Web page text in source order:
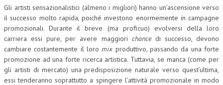
Gli artisti sensazionalistici (almeno i migliori) hanno un’ascensione verso
il successo molto rapida, poiché investono enormemente in campagne
promozionali. Durante il breve (ma proficuo) evolversi della loro
carriera essi pure, per avere maggiori chancedi successo, devono
cambiare costantemente il loromix produttivo, passando da una forte
promozione ad una forte ricerca artistica. Tuttavia, se manca (come per
gli artisti di mercato) una predisposizione naturale verso quest’ultima,
essi tenderanno soprattutto a spingere l’attività promozionale in modo